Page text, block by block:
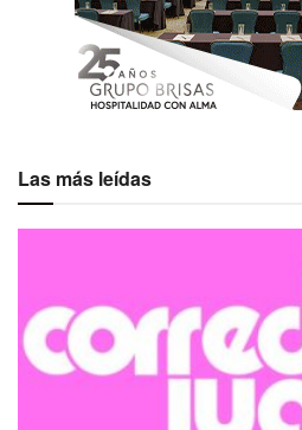
Las más leídas